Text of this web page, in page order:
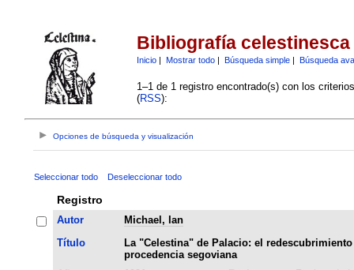
Bibliografía celestinesca
Inicio| Mostrar todo| Búsqueda simple| Búsqueda
1–1 de 1 registro encontrado(s) con los
(RSS):
Opciones de búsqueda y visualización
Seleccionar todo Deseleccionar todo
Registro
Autor
Michael, Ian
Título
La "Celestina" de Palacio: el
procedencia segoviana